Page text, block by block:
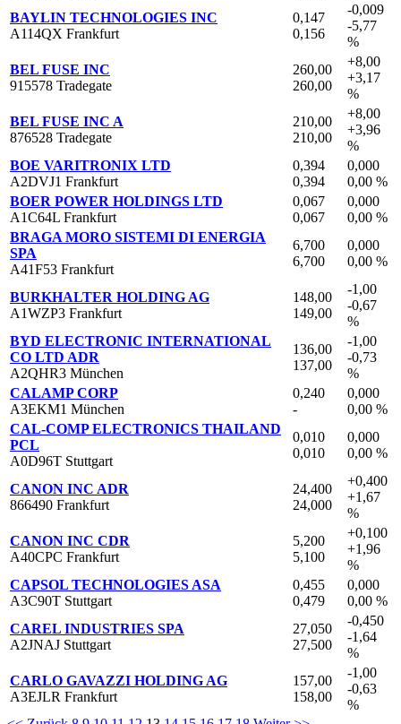
BAYLIN TECHNOLOGIES INC
A114QX Frankfurt
0,147
0,156
-0,009
-5,77
%
BEL FUSE INC
915578 Tradegate
260,00
260,00
+8,00
+3,17
%
BEL FUSE INC A
876528 Tradegate
210,00
210,00
+8,00
+3,96
%
BOE VARITRONIX LTD
A2DVJ1 Frankfurt
0,394
0,394
0,000
0,00 %
BOER POWER HOLDINGS LTD
A1C64L Frankfurt
0,067
0,067
0,000
0,00 %
BRAGA MORO SISTEMI DI ENERGIA
SPA
A41F53 Frankfurt
6,700
6,700
0,000
0,00 %
BURKHALTER HOLDING AG
A1WZP3 Frankfurt
148,00
149,00
-1,00
-0,67
%
BYD ELECTRONIC INTERNATIONAL
CO LTD ADR
A2QHR3 München
136,00
137,00
-1,00
-0,73
%
CALAMP CORP
A3EKM1 München
0,240
-
0,000
0,00 %
CAL-COMP ELECTRONICS THAILAND
PCL
A0D96T Stuttgart
0,010
0,010
0,000
0,00 %
CANON INC ADR
866490 Frankfurt
24,400
24,000
+0,400
+1,67
%
CANON INC CDR
A40CPC Frankfurt
5,200
5,100
+0,100
+1,96
%
CAPSOL TECHNOLOGIES ASA
A3C90T Stuttgart
0,455
0,479
0,000
0,00 %
CAREL INDUSTRIES SPA
A2JNAJ Stuttgart
27,050
27,500
-0,450
-1,64
%
CARLO GAVAZZI HOLDING AG
A3EJLR Frankfurt
157,00
158,00
-1,00
-0,63
%